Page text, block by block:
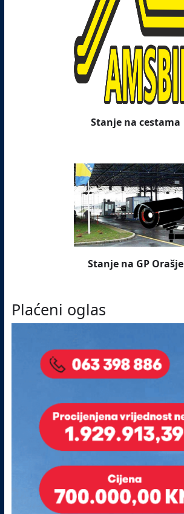
Stanje na cestama
Stanje na GP Orašje
Plaćeni oglas